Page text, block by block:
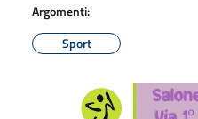
Argomenti:
Sport